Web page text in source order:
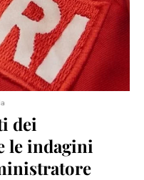
dei
le indagini